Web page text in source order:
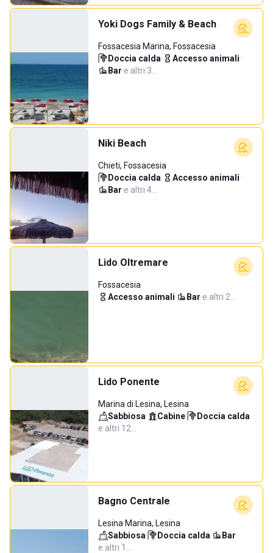
Yoki Dogs Family & Beach
Fossacesia Marina, Fossacesia
Doccia calda· Accesso animali·
Bar·e altri 3…
Niki Beach
Chieti, Fossacesia
Doccia calda· Accesso animali·
Bar·e altri 4…
Lido Oltremare
Fossacesia
Accesso animali· Bar·e altri 2…
Lido Ponente
Marina di Lesina, Lesina
Sabbiosa· Cabine· Doccia calda·
e altri 12…
Bagno Centrale
Lesina Marina, Lesina
Sabbiosa· Doccia calda· Bar·
e altri 1…